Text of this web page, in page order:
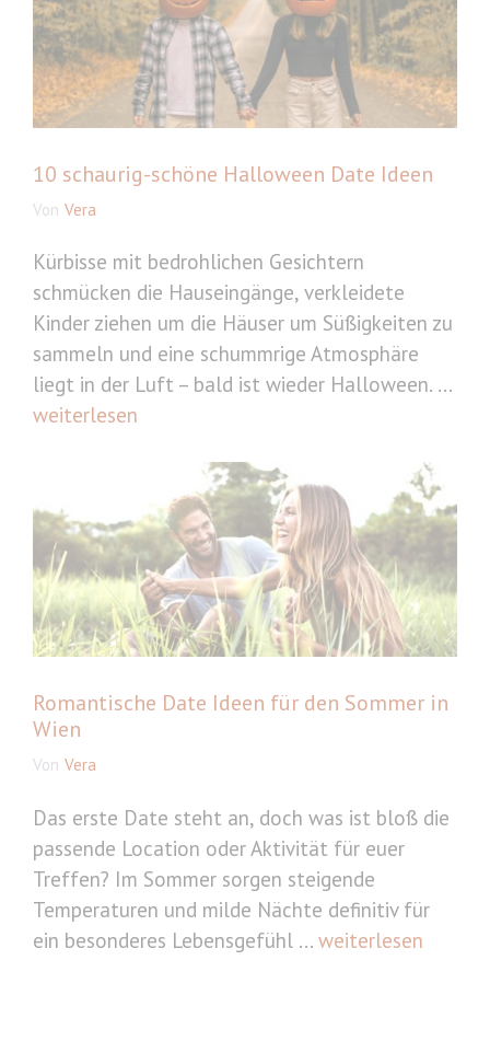
10 schaurig-schöne Halloween Date Ideen
Von Vera
Kürbisse mit bedrohlichen Gesichtern
schmücken die Hauseingänge, verkleidete
Kinder ziehen um die Häuser um Süßigkeiten zu
sammeln und eine schummrige Atmosphäre
liegt in der Luft – bald ist wieder Halloween. ...
weiterlesen
Romantische Date Ideen für den Sommer in
Wien
Von Vera
Das erste Date steht an, doch was ist bloß die
passende Location oder Aktivität für euer
Treffen? Im Sommer sorgen steigende
Temperaturen und milde Nächte definitiv für
ein besonderes Lebensgefühl ... weiterlesen